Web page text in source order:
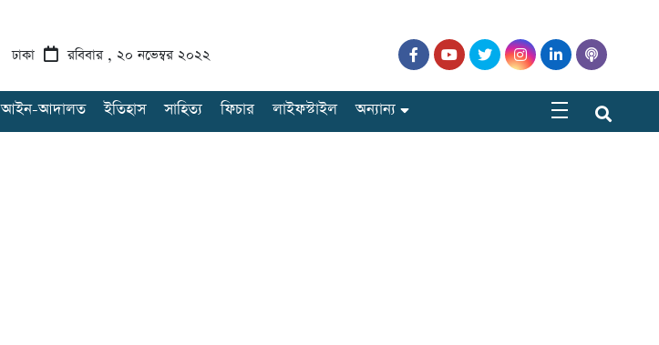
ঢাকা রবিবার , ২০ নভেম্বর ২০২২
আইন-আদালত ইতিহাস সাহিত্য ফিচার লাইফস্টাইল অন্যান্য